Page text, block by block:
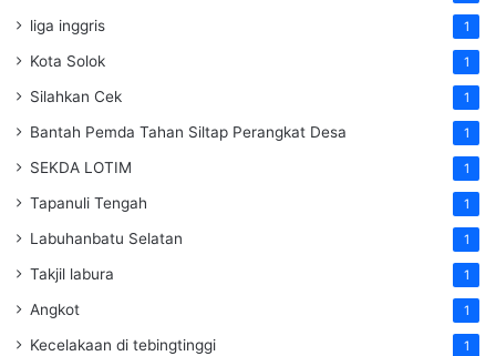
liga inggris 1
Kota Solok 1
Silahkan Cek 1
Bantah Pemda Tahan Siltap Perangkat Desa 1
SEKDA LOTIM 1
Tapanuli Tengah 1
Labuhanbatu Selatan 1
Takjil labura 1
Angkot 1
Kecelakaan di tebingtinggi 1